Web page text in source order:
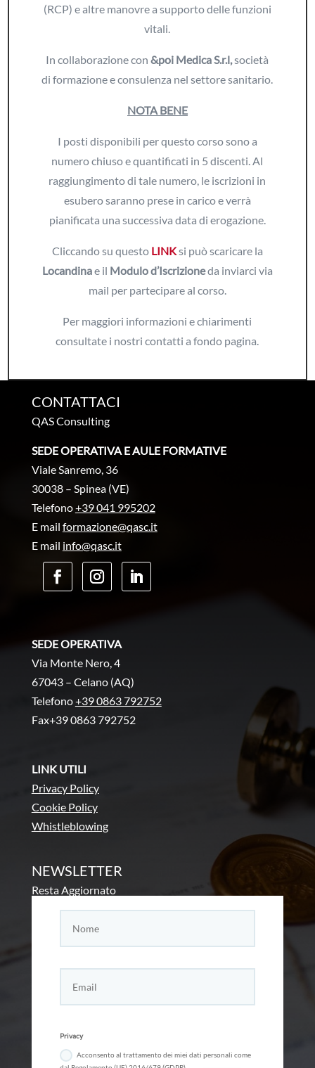
(RCP) e altre manovre a supporto delle funzioni
vitali.
In collaborazione con&poi Medica S.r.l,società
di formazione e consulenza nel settore sanitario.
NOTA BENE
I posti disponibili per questo corso sono a
numero chiuso e quantificati in 5 discenti. Al
raggiungimento di tale numero, le iscrizioni in
esubero saranno prese in carico e verrà
pianificata una successiva data di erogazione.
Cliccando su questo LINKsi può scaricare la
Locandinae il Modulo d’Iscrizioneda inviarci via
mail per partecipare al corso.
Per maggiori informazioni e chiarimenti
consultate i nostri contatti a fondo pagina.
CONTATTACI
QAS Consulting
SEDE OPERATIVA E AULE FORMATIVE
Viale Sanremo, 36
30038 – Spinea (VE)
Telefono+39 041 995202
E mail formazione@qasc.it
E mail info@qasc.it
SEDE OPERATIVA
Via Monte Nero, 4
67043 – Celano (AQ)
Telefono+39 0863 792752
Fax+39 0863 792752
LINK UTILI
Privacy Policy
Cookie Policy
Whistleblowing
NEWSLETTER
Resta Aggiornato
Privacy
Acconsento al trattamento dei miei dati personali come